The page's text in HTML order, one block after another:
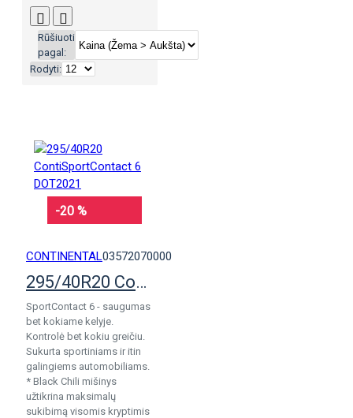
Rūšiuoti
pagal:
Rodyti:
-20 %
CONTINENTAL03572070000
295/40R20 ContiSportContact 6 DOT2021
SportContact 6 - saugumas
bet kokiame kelyje.
Kontrolė bet kokiu greičiu.
Sukurta sportiniams ir itin
galingiems automobiliams.
* Black Chili mišinys
užtikrina maksimalų
sukibimą visomis kryptimis